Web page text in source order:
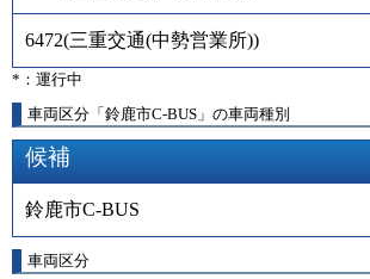
6472(三重交通(中勢営業所))
*：運行中
車両区分「鈴鹿市C-BUS」の車両種別
候補
鈴鹿市C-BUS
車両区分